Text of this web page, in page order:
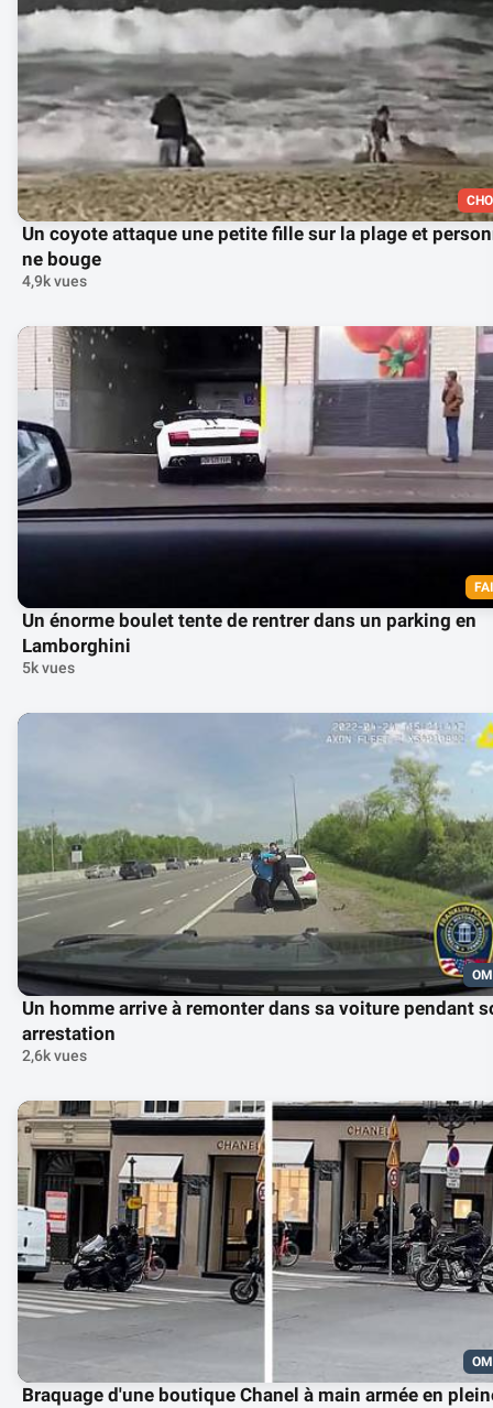
Un coyote attaque une petite fille sur la plage et
ne bouge
4,9k vues
Un énorme boulet tente de rentrer dans un parking en
Lamborghini
5k vues
Un homme arrive à remonter dans sa voiture pendant
arrestation
2,6k vues
Braquage d'une boutique Chanel à main armée en